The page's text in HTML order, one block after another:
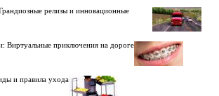
релизы и инновационные
Виртуальные приключения на дороге
и правила ухода